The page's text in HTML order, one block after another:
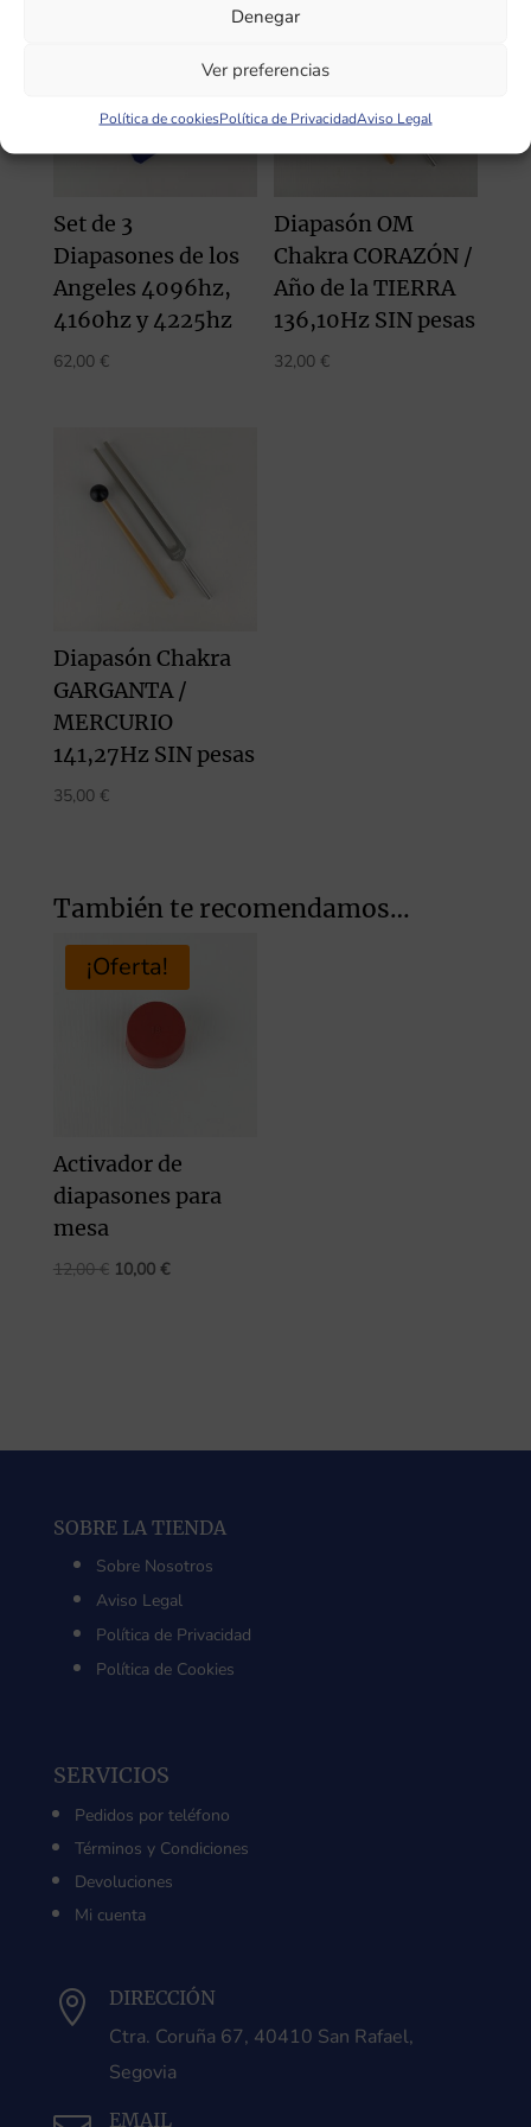
Denegar
Ver preferencias
Política de cookiesPolítica de PrivacidadAviso Legal
Set de 3
Diapasones de los
Angeles 4096hz,
4160hz y 4225hz
62,00 €
Diapasón OM
Chakra CORAZÓN /
Año de la TIERRA
136,10Hz SIN pesas
32,00 €
Diapasón Chakra
GARGANTA /
MERCURIO
141,27Hz SIN pesas
35,00 €
También te recomendamos…
¡Oferta!
Activador de
diapasones para
mesa
12,00€ El
10,00 €El
SOBRE LA TIENDA
Sobre Nosotros
Aviso Legal
Política de Privacidad
Política de Cookies
SERVICIOS
Pedidos por teléfono
Términos y Condiciones
Devoluciones
Mi cuenta
 DIRECCIÓN
Ctra. Coruña 67, 40410 San Rafael,
Segovia
EMAIL